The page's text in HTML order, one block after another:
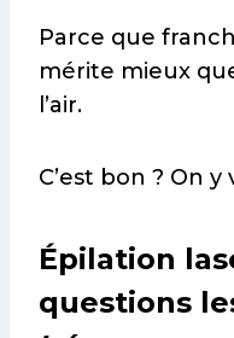
Parce que
mérite mieux
l’air.
C’est bon ? On
Épilation
questions